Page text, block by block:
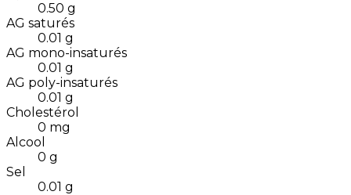
0.50 g
AG saturés
0.01 g
AG mono-insaturés
0.01 g
AG poly-insaturés
0.01 g
Cholestérol
0 mg
Alcool
0 g
Sel
0.01 g